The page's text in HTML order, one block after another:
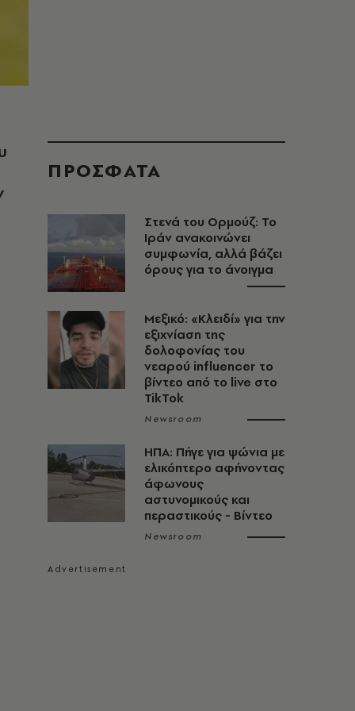
ΠΡΟΣΦΑΤΑ
Στενά του Ορμούζ: Το
Ιράν ανακοινώνει
συμφωνία, αλλά βάζει
όρους για το άνοιγμα
Μεξικό: «Κλειδί» για την
εξιχνίαση της
δολοφονίας του
νεαρού influencer το
βίντεο από το live στο
TikTok
Newsroom
ΗΠΑ: Πήγε για ψώνια με
ελικόπτερο αφήνοντας
άφωνους
αστυνομικούς και
περαστικούς - Βίντεο
Newsroom